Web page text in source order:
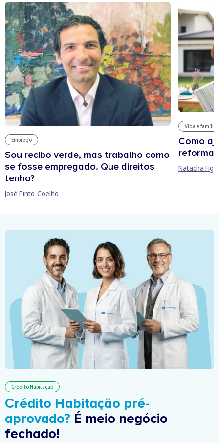
Emprego
Sou recibo verde, mas trabalho como
se fosse empregado. Que direitos
tenho?
José Pinto-Coelho
Vida e família
Como
reforma
Natacha
Crédito Habitação
Crédito Habitação pré-
aprovado? É meio negócio
fechado!